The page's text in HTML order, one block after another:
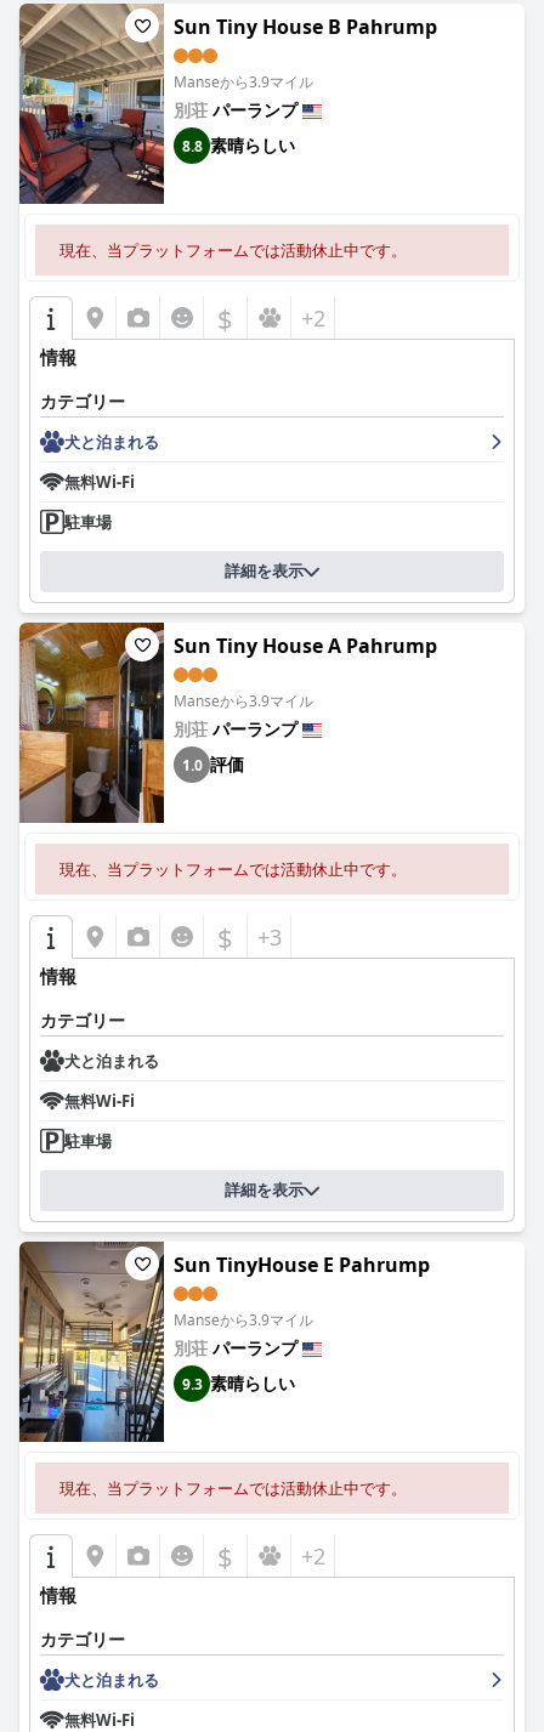
Sun Tiny House B Pahrump
Manseから3.9マイル
別荘 パーランプ
8.8 素晴らしい
現在、当プラットフォームでは活動休止中です。
$ +2
情報
カテゴリー
犬と泊まれる
無料Wi-Fi
駐車場
詳細を表示
Sun Tiny House A Pahrump
Manseから3.9マイル
別荘 パーランプ
1.0 評価
現在、当プラットフォームでは活動休止中です。
$ +3
情報
カテゴリー
犬と泊まれる
無料Wi-Fi
駐車場
詳細を表示
Sun TinyHouse E Pahrump
Manseから3.9マイル
別荘 パーランプ
9.3 素晴らしい
現在、当プラットフォームでは活動休止中です。
$ +2
情報
カテゴリー
犬と泊まれる
無料Wi-Fi